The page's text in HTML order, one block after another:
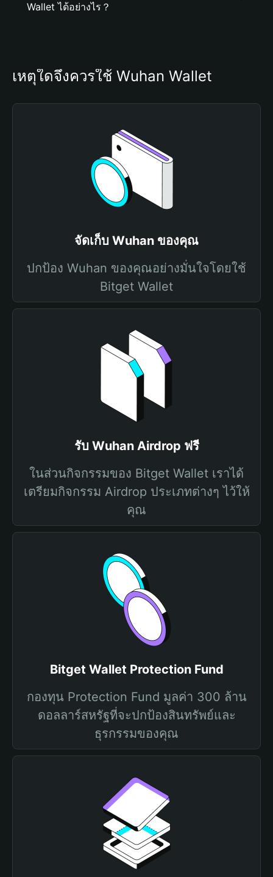
Wallet ได้อย่างไร？
เหตุใดจึงควรใช้ Wuhan Wallet
จัดเก็บ Wuhan ของคุณ
ปกป้อง Wuhan ของคุณอย่างมั่นใจโดยใช้
Bitget Wallet
รับ Wuhan Airdrop ฟรี
ในส่วนกิจกรรมของ Bitget Wallet เราได้
เตรียมกิจกรรม Airdrop ประเภทต่างๆ ไว้ให้
คุณ
Bitget Wallet Protection Fund
กองทุน Protection Fund มูลค่า 300 ล้าน
ดอลลาร์สหรัฐที่จะปกป้องสินทรัพย์และ
ธุรกรรมของคุณ